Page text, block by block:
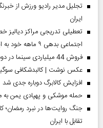
تجلیل مدیر رادیو ورزش از
ایران
تعطیلی تدریجی مراکز
اجتماعی بدهی ۹ ماهه خود به این مراکز را پرداخت کند
فروش 44 میلیاردی سینما در دومین هفته‌ی مرداد
عکس نوشت | کالبدشکافی
افزایش کالابرگ دوباره جدی شد
حمله موشکی و پهپادی یمن به
جنگ روایت‌ها در نبرد رمضان؛
تقابل با ایران